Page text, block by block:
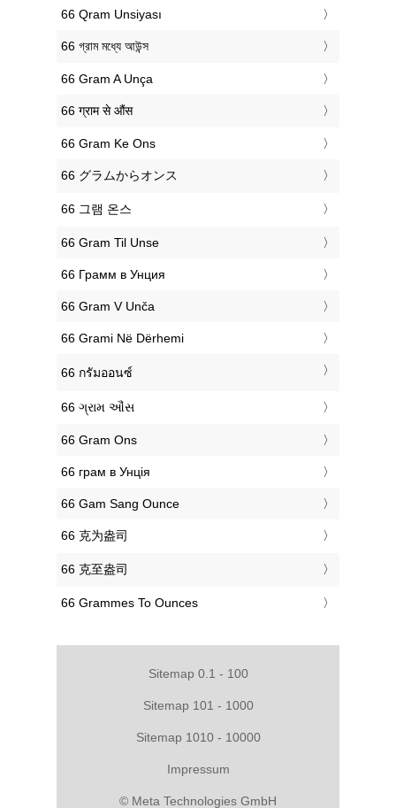
‎66 Qram Unsiyası
‎66 গ্রাম মধ্যে আউন্স
‎66 Gram A Unça
‎66 ग्राम से औंस
‎66 Gram Ke Ons
‎66 グラムからオンス
‎66 그램 온스
‎66 Gram Til Unse
‎66 Грамм в Унция
‎66 Gram V Unča
‎66 Grami Në Dërhemi
‎66 กรัมออนซ์
‎66 ગ્રામ ઔંસ
‎66 Gram Ons
‎66 грам в Унція
‎66 Gam Sang Ounce
‎66 克为盎司
‎66 克至盎司
‎66 Grammes To Ounces
Sitemap 0.1 - 100
Sitemap 101 - 1000
Sitemap 1010 - 10000
Impressum
© Meta Technologies GmbH